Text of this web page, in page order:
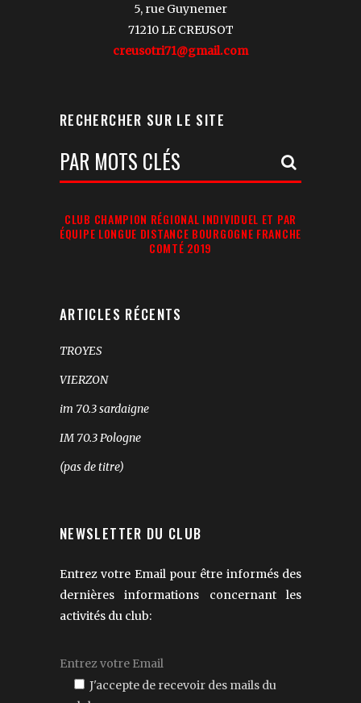
5, rue Guynemer
71210 LE CREUSOT
creusotri71@gmail.com
RECHERCHER SUR LE SITE
Votre
Recherche:
CLUB CHAMPION RÉGIONAL INDIVIDUEL ET PAR
ÉQUIPE LONGUE DISTANCE BOURGOGNE FRANCHE
COMTÉ 2019
ARTICLES RÉCENTS
TROYES
VIERZON
im 70.3 sardaigne
IM 70.3 Pologne
(pas de titre)
NEWSLETTER DU CLUB
Entrez votre Email pour être informés des
dernières informations concernant les
activités du club:
J'accepte de recevoir des mails du